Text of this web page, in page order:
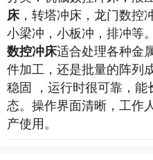
床，转塔冲床，龙门数控
小梁冲，小板冲，排冲等。
数控冲床适合处理各种金
件加工，还是批量的阵列
稳固 ，运行时很可靠，
态。操作界面清晰，工作
产使用。